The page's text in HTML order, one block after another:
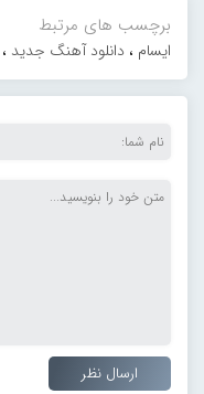
برچسب های مرتبط
ایسام ، دانلود آهنگ جدید ،